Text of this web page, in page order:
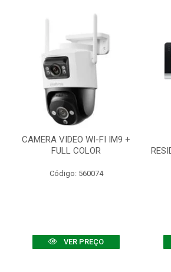
CAMERA VIDEO WI-FI IM9 +
FULL COLOR
Código: 560074
VER PREÇO